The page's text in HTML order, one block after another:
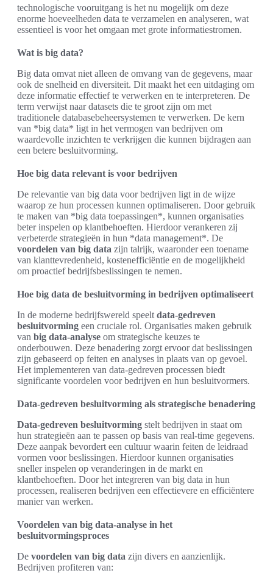
technologische vooruitgang is het nu mogelijk om deze
enorme hoeveelheden data te verzamelen en analyseren, wat
essentieel is voor het omgaan met grote informatiestromen.
Wat is big data?
Big data omvat niet alleen de omvang van de gegevens, maar
ook de snelheid en diversiteit. Dit maakt het een uitdaging om
deze informatie effectief te verwerken en te interpreteren. De
term verwijst naar datasets die te groot zijn om met
traditionele databasebeheersystemen te verwerken. De kern
van *big data* ligt in het vermogen van bedrijven om
waardevolle inzichten te verkrijgen die kunnen bijdragen aan
een betere besluitvorming.
Hoe big data relevant is voor bedrijven
De relevantie van big data voor bedrijven ligt in de wijze
waarop ze hun processen kunnen optimaliseren. Door gebruik
te maken van *big data toepassingen*, kunnen organisaties
beter inspelen op klantbehoeften. Hierdoor verankeren zij
verbeterde strategieën in hun *data management*. De
voordelen van big data zijn talrijk, waaronder een toename
van klanttevredenheid, kostenefficiëntie en de mogelijkheid
om proactief bedrijfsbeslissingen te nemen.
Hoe big data de besluitvorming in bedrijven optimaliseert
In de moderne bedrijfswereld speelt data-gedreven
besluitvorming een cruciale rol. Organisaties maken gebruik
van big data-analyse om strategische keuzes te
onderbouwen. Deze benadering zorgt ervoor dat beslissingen
zijn gebaseerd op feiten en analyses in plaats van op gevoel.
Het implementeren van data-gedreven processen biedt
significante voordelen voor bedrijven en hun besluitvormers.
Data-gedreven besluitvorming als strategische benadering
Data-gedreven besluitvorming stelt bedrijven in staat om
hun strategieën aan te passen op basis van real-time gegevens.
Deze aanpak bevordert een cultuur waarin feiten de leidraad
vormen voor beslissingen. Hierdoor kunnen organisaties
sneller inspelen op veranderingen in de markt en
klantbehoeften. Door het integreren van big data in hun
processen, realiseren bedrijven een effectievere en efficiëntere
manier van werken.
Voordelen van big data-analyse in het
besluitvormingsproces
De voordelen van big data zijn divers en aanzienlijk.
Bedrijven profiteren van: